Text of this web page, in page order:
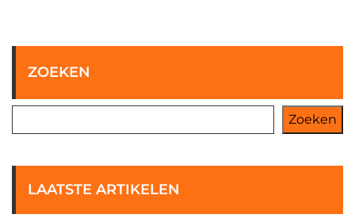
ZOEKEN
Zoeken
LAATSTE ARTIKELEN